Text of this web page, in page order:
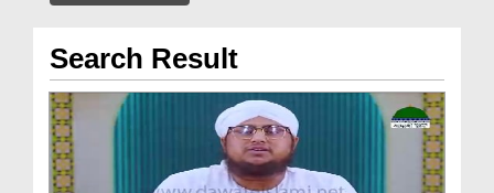
Search Result